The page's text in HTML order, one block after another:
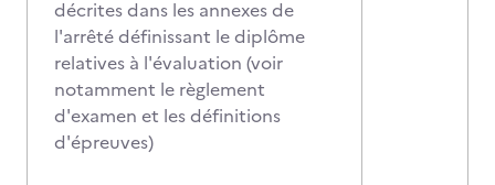
décrites dans les annexes de
l'arrêté définissant le diplôme
relatives à l'évaluation (voir
notamment le règlement
d'examen et les définitions
d'épreuves)